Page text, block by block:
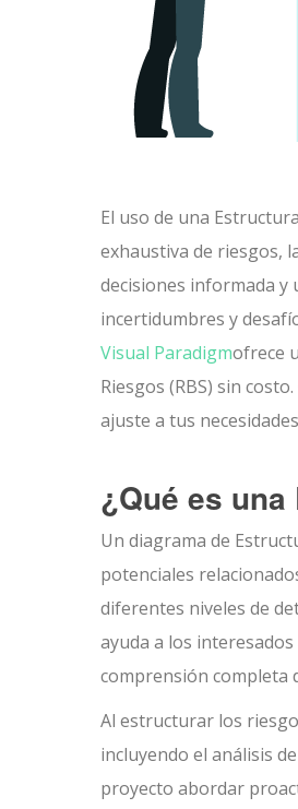
El uso de una
exhaustiva de riesgos,
decisiones informada y
incertidumbres y
Visual Paradigmofrece
Riesgos (RBS) sin
ajuste a tus
¿Qué es
Un diagrama de
potenciales
diferentes niveles de
ayuda a los
comprensión completa
Al estructurar los
incluyendo el análisis
proyecto abordar